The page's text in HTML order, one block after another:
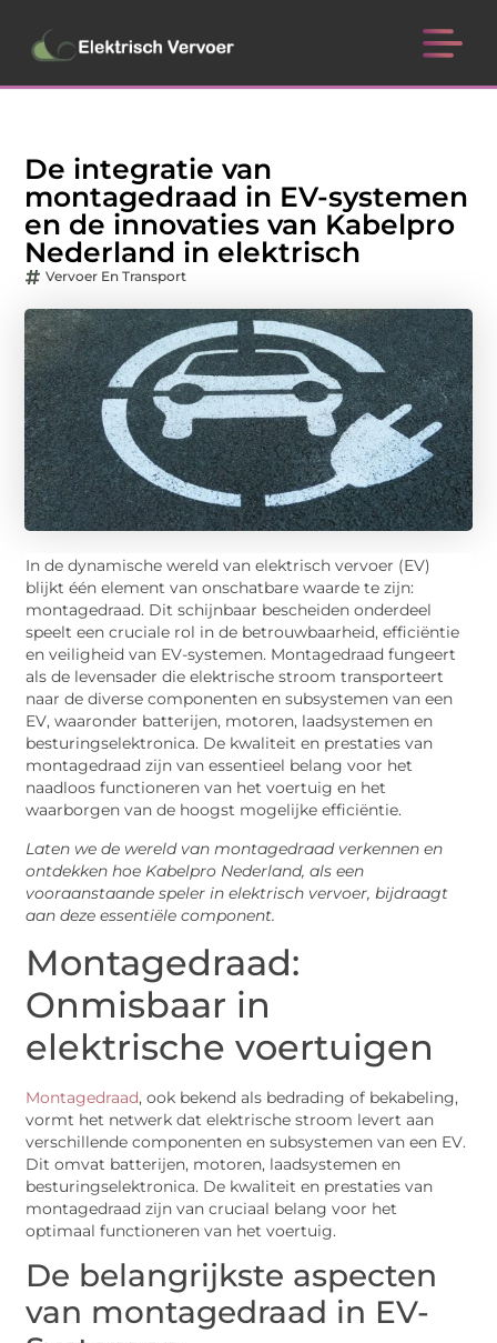
De integratie van
montagedraad in EV-systemen
en de innovaties van Kabelpro
Nederland in elektrisch
Vervoer En Transport
In de dynamische wereld van elektrisch vervoer (EV)
blijkt één element van onschatbare waarde te zijn:
montagedraad. Dit schijnbaar bescheiden onderdeel
speelt een cruciale rol in de betrouwbaarheid, efficiëntie
en veiligheid van EV-systemen. Montagedraad fungeert
als de levensader die elektrische stroom transporteert
naar de diverse componenten en subsystemen van een
EV, waaronder batterijen, motoren, laadsystemen en
besturingselektronica. De kwaliteit en prestaties van
montagedraad zijn van essentieel belang voor het
naadloos functioneren van het voertuig en het
waarborgen van de hoogst mogelijke efficiëntie.
Laten we de wereld van montagedraad verkennen en
ontdekken hoe Kabelpro Nederland, als een
vooraanstaande speler in elektrisch vervoer, bijdraagt
aan deze essentiële component.
Montagedraad:
Onmisbaar in
elektrische voertuigen
Montagedraad, ook bekend als bedrading of bekabeling,
vormt het netwerk dat elektrische stroom levert aan
verschillende componenten en subsystemen van een EV.
Dit omvat batterijen, motoren, laadsystemen en
besturingselektronica. De kwaliteit en prestaties van
montagedraad zijn van cruciaal belang voor het
optimaal functioneren van het voertuig.
De belangrijkste aspecten
van montagedraad in EV-